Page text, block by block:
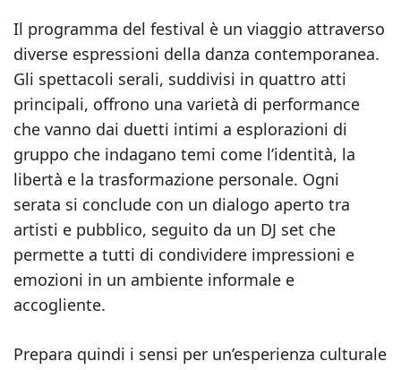
Il programma del festival è un viaggio attraverso
diverse espressioni della danza contemporanea.
Gli spettacoli serali, suddivisi in quattro atti
principali, offrono una varietà di performance
che vanno dai duetti intimi a esplorazioni di
gruppo che indagano temi come l’identità, la
libertà e la trasformazione personale. Ogni
serata si conclude con un dialogo aperto tra
artisti e pubblico, seguito da un DJ set che
permette a tutti di condividere impressioni e
emozioni in un ambiente informale e
accogliente.
Prepara quindi i sensi per un’esperienza culturale